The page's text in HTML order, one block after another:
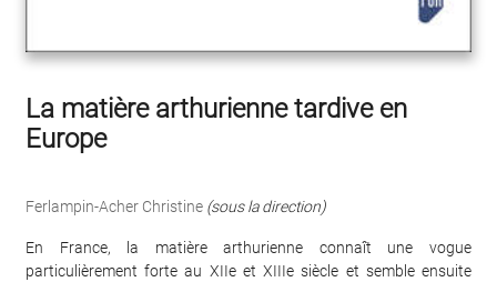
La matière arthurienne tardive en
Europe
Ferlampin-Acher Christine (sous la direction)
En France, la matière arthurienne connaît une vogue
particulièrement forte au XIIe et XIIIe siècle et semble ensuite